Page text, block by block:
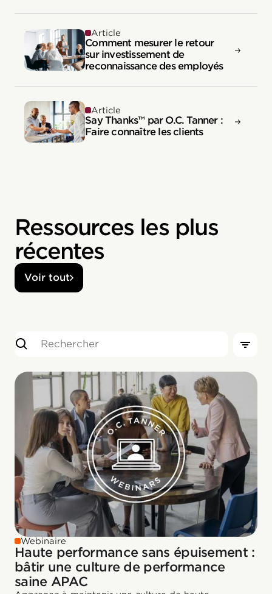
Article
Comment mesurer le retour
sur investissement de
reconnaissance des employés
Article
Say Thanks™ par O.C. Tanner :
Faire connaître les clients
Ressources les plus
récentes
Voir tout
Webinaire
Haute performance sans épuisement :
bâtir une culture de performance
saine APAC